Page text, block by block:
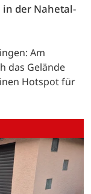
in der Nahetal-
Am
das Gelände
Hotspot für